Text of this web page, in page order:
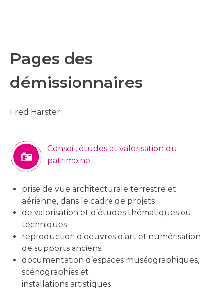
Pages des
démissionnaires
Fred Harster
Conseil, études et valorisation du
patrimoine
prise de vue architecturale terrestre et
aérienne, dans le cadre de projets
de valorisation et d’études thématiques ou
techniques
reproduction d’oeuvres d’art et numérisation
de supports anciens
documentation d’espaces muséographiques,
scénographies et
installations artistiques